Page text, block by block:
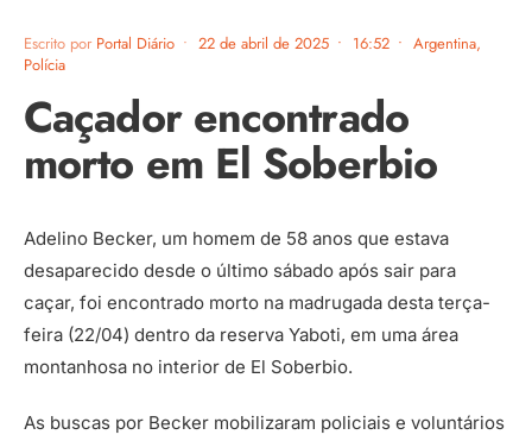
Escrito por Portal Diário • 22 de abril de 2025 • 16:52 • Argentina,
Polícia
Caçador encontrado
morto em El Soberbio
Adelino Becker, um homem de 58 anos que estava
desaparecido desde o último sábado após sair para
caçar, foi encontrado morto na madrugada desta terça-
feira (22/04) dentro da reserva Yaboti, em uma área
montanhosa no interior de El Soberbio.
As buscas por Becker mobilizaram policiais e voluntários